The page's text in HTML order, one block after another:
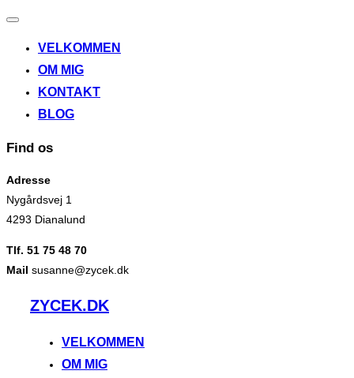
Slå
til/fra
VELKOMMEN
OM MIG
KONTAKT
BLOG
Find os
Adresse
Nygårdsvej 1
4293 Dianalund
Tlf. 51 75 48 70
Mail susanne@zycek.dk
VidereZYCEK.DK
VELKOMMEN
OM MIG